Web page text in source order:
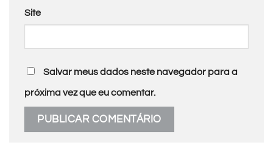
Site
Salvar meus dados neste navegador para a
próxima vez que eu comentar.